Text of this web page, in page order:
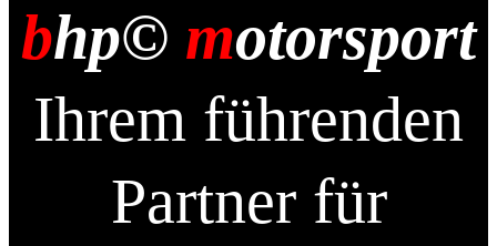
bhp© motorsport
Ihrem führenden
Partner für